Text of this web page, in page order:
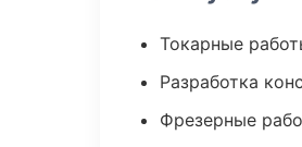
Токарные
Разработка
Фрезерные